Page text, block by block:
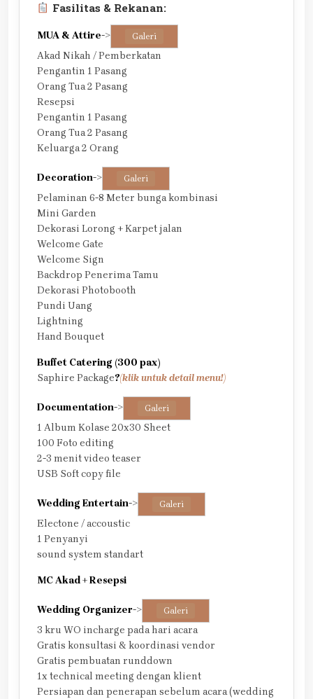
Fasilitas & Rekanan:
MUA & Attire-> Galeri
Akad Nikah / Pemberkatan
Pengantin 1 Pasang
Orang Tua 2 Pasang
Resepsi
Pengantin 1 Pasang
Orang Tua 2 Pasang
Keluarga 2 Orang
Decoration-> Galeri
Pelaminan 6-8 Meter bunga kombinasi
Mini Garden
Dekorasi Lorong + Karpet jalan
Welcome Gate
Welcome Sign
Backdrop Penerima Tamu
Dekorasi Photobooth
Pundi Uang
Lightning
Hand Bouquet
Buffet Catering (300 pax)
Saphire Package?(klik untuk detail menu!)
Documentation-> Galeri
1 Album Kolase 20x30 Sheet
100 Foto editing
2-3 menit video teaser
USB Soft copy file
Wedding Entertain-> Galeri
Electone / accoustic
1 Penyanyi
sound system standart
MC Akad + Resepsi
Wedding Organizer-> Galeri
3 kru WO incharge pada hari acara
Gratis konsultasi & koordinasi vendor
Gratis pembuatan runddown
1x technical meeting dengan klient
Persiapan dan penerapan sebelum acara (wedding